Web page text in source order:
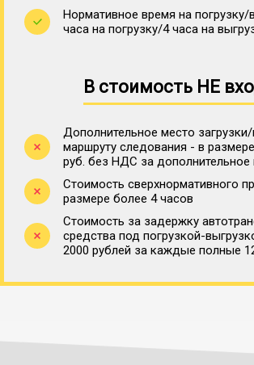
Нормативное время на погрузку/
часа на погрузку/4 часа на
В стоимость НЕ
Дополнительное место
маршруту следования - в
руб. без НДС за дополнительное
Стоимость сверхнормативного
размере более 4 часов
Стоимость за задержку
средства под погрузкой-
2000 рублей за каждые полные